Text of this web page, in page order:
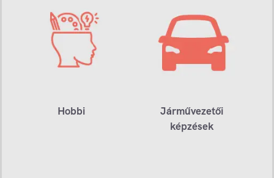
Hobbi
Járművezetői
képzések